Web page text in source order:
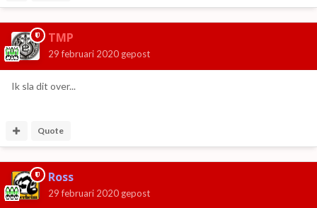
TMP
29 februari 2020 gepost
Ik sla dit over...
Quote
Ross
29 februari 2020 gepost